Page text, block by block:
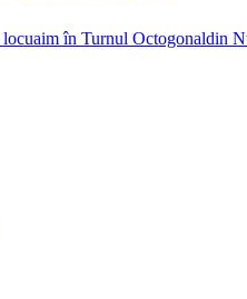
în Turnul Octogonaldin